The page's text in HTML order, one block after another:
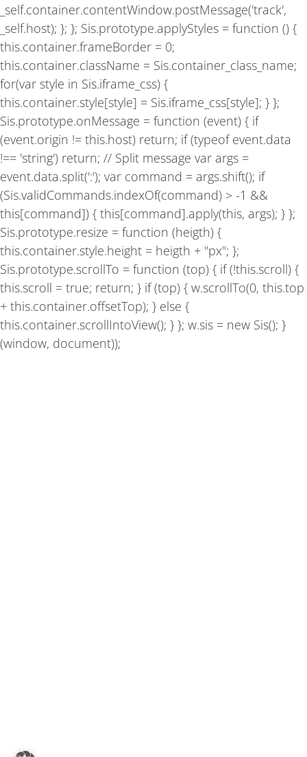
_self.container.contentWindow.postMessage('track',
_self.host); }; }; Sis.prototype.applyStyles = function () {
this.container.frameBorder = 0;
this.container.className = Sis.container_class_name;
for(var style in Sis.iframe_css) {
this.container.style[style] = Sis.iframe_css[style]; } };
Sis.prototype.onMessage = function (event) { if
(event.origin != this.host) return; if (typeof event.data
!== 'string') return; // Split message var args =
event.data.split(':'); var command = args.shift(); if
(Sis.validCommands.indexOf(command) > -1 &&
this[command]) { this[command].apply(this, args); } };
Sis.prototype.resize = function (heigth) {
this.container.style.height = heigth + "px"; };
Sis.prototype.scrollTo = function (top) { if (!this.scroll) {
this.scroll = true; return; } if (top) { w.scrollTo(0, this.top
+ this.container.offsetTop); } else {
this.container.scrollIntoView(); } }; w.sis = new Sis(); }
(window, document));